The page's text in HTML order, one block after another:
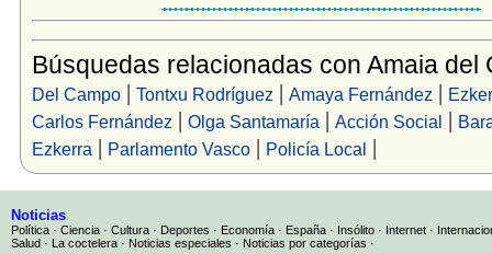
Búsquedas relacionadas con Amaia del
Del Campo| Tontxu Rodríguez | Amaya Fernández |
Carlos Fernández | Olga Santamaría | Acción Social |
Ezkerra | Parlamento Vasco| Policía Local |
Noticias
Política · Ciencia · Cultura · Deportes · Economía · España · Insólito · Internet ·
Salud · La coctelera · Noticias especiales · Noticias por categorías ·